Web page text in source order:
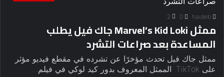
haideb
0
2
ممثل Marvel’s Kid Loki جاك فيل يطلب
المساعدة بعد صراعات التشرد
ممثل جاك فيل تحدث مؤخرًا عن تشرده في مقطع فيديو مؤثر
على TikTok. الممثل المعروف بدور كيد لوكي في فيلم…